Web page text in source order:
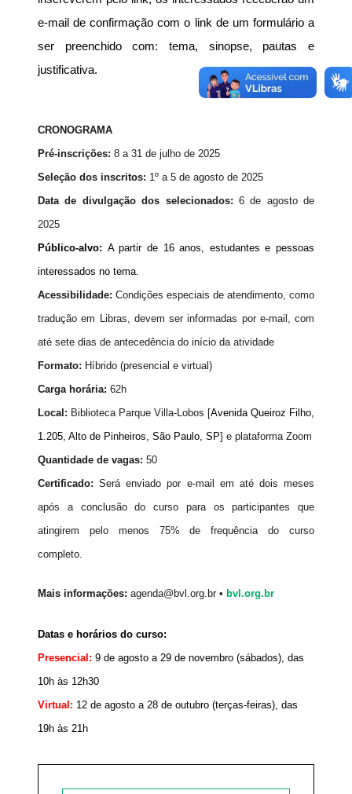
e-mail de confirmação com o link de um formulário a
ser preenchido com: tema, sinopse, pautas e
justificativa.
CRONOGRAMA
Pré-inscrições: 8 a 31 de julho de 2025
Seleção dos inscritos: 1º a 5 de agosto de 2025
Data de divulgação dos selecionados: 6 de agosto de
2025
Público-alvo: A partir de 16 anos, estudantes e pessoas
interessados no tema.
Acessibilidade: Condições especiais de atendimento, como
tradução em Libras, devem ser informadas por e-mail, com
até sete dias de antecedência do início da atividade
Formato: Híbrido (presencial e virtual)
Carga horária: 62h
Local: Biblioteca Parque Villa-Lobos [Avenida Queiroz Filho,
1.205, Alto de Pinheiros, São Paulo, SP] e plataforma Zoom
Quantidade de vagas: 50
Certificado: Será enviado por e-mail em até dois meses
após a conclusão do curso para os participantes que
atingirem pelo menos 75% de frequência do curso
completo.
Mais informações: agenda@bvl.org.br • bvl.org.br
Datas e horários do curso:
Presencial: 9 de agosto a 29 de novembro (sábados), das
10h às 12h30
Virtual: 12 de agosto a 28 de outubro (terças-feiras), das
19h às 21h